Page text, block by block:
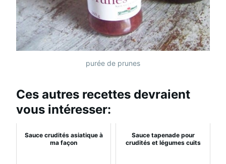
purée de prunes
Ces autres recettes devraient
vous intéresser:
Sauce crudités asiatique à
ma façon
Sauce tapenade pour
crudités et légumes cuits